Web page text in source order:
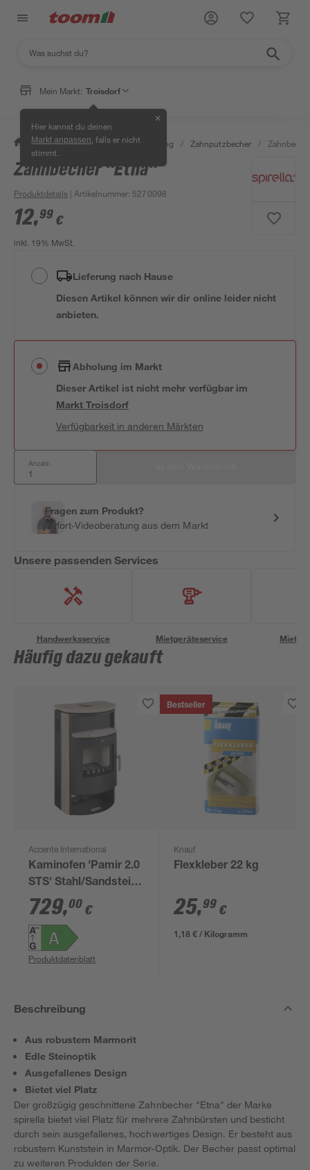
Mein Markt: Troisdorf
Hier kannst du deinen
Markt anpassen , falls er nicht
stimmt.
✕
/ Bad & Sanitär / Bad-Ausstattung / Zahnputzbecher /
Zahnbecher "Etna"
Produktdetails | Artikelnummer: 5270098
12,99 €
inkl. 19% MwSt.
Lieferung nach Hause
Diesen Artikel können wir dir online leider nicht
anbieten.
Abholung im Markt
Dieser Artikel ist nicht mehr verfügbar im
MarktTroisdorf
Verfügbarkeit in anderen Märkten
Anzahl:
Fragen zum Produkt?
Sofort-Videoberatung aus dem Markt
Unsere passenden Services
Handwerksservice Mietgeräteservice
Häufig dazu gekauft
Accente International
Kaminofen 'Pamir 2.0
STS' Stahl/Sandstein
6,7 kW
729,00 €
Produktdatenblatt
Bestseller
Knauf
Flexkleber 22 kg
25,99 €
1,18 € / Kilogramm
Beschreibung
Aus robustem Marmorit
Edle Steinoptik
Ausgefallenes Design
Bietet viel Platz
Der großzügig geschnittene Zahnbecher "Etna" der Marke
spirella bietet viel Platz für mehrere Zahnbürsten und besticht
durch sein ausgefallenes, hochwertiges Design. Er besteht aus
robustem Kunststein in Marmor-Optik. Der Becher passt optimal
zu weiteren Produkten der Serie.